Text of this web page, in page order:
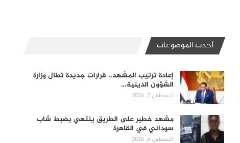
أحدث الموضوعات
إعادة ترتيب المشهد.. قرارات جديدة تطال وزارة
الشؤون الدينية…
أغسطس 7, 2026
مشهد خطير على الطريق ينتهي بضبط شاب
سوداني في القاهرة
أغسطس 6, 2026